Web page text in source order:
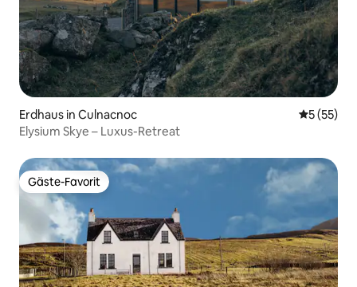
Erdhaus in Culnacnoc
5 (55)
Elysium Skye – Luxus-Retreat
Gäste-Favorit
Gäste-Favorit